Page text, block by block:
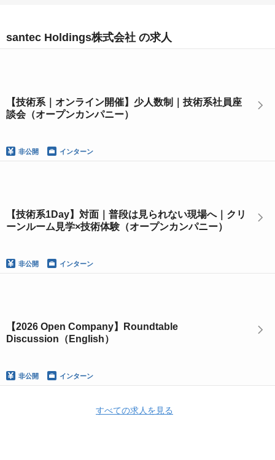
santec Holdings株式会社 の求人
【技術系｜オンライン開催】少人数制｜技術系社員座
談会（オープンカンパニー）
非公開 インターン
【技術系1Day】対面｜普段は見られない現場へ｜クリ
ーンルーム見学×技術体験（オープンカンパニー）
非公開 インターン
【2026 Open Company】Roundtable
Discussion（English）
非公開 インターン
すべての求人を見る